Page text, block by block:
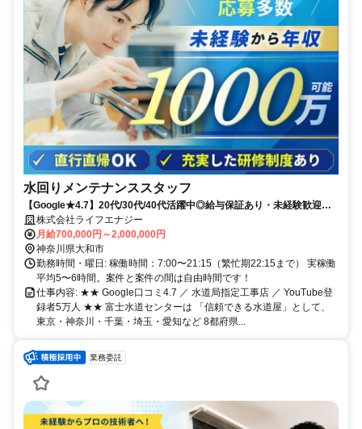
水回りメンテナンススタッフ
【Google★4.7】20代/30代/40代活躍中◎給与保証あり・未経験歓迎！
免許だけでOK◎研修中も給与あり
株式会社ライフエナジー
月給700,000円～2,000,000円
神奈川県大和市
勤務時間・曜日: 稼働時間：7:00〜21:15（繁忙期22:15まで） 実稼働
平均5〜6時間。案件と案件の間は自由時間です！
仕事内容: ★★ Google口コミ4.7 ／ 水道局指定工事店 ／ YouTube登
録者5万人 ★★ 富士水道センターは 「信頼できる水道屋」として、
東京・神奈川・千葉・埼玉・愛知など 8都府県...
業務委託